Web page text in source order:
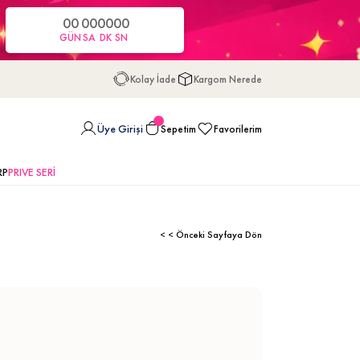
00
GÜN
00
SA
00
DK
00
SN
Kolay İade Kargom Nerede
Üye Girişi Sepetim Favorilerim
PRIVE SERİ
< < Önceki Sayfaya Dön